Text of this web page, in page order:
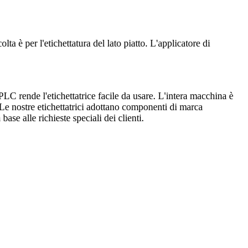
è per l'etichettatura del lato piatto. L'applicatore di
rende l'etichettatrice facile da usare. L'intera macchina è
nostre etichettatrici adottano componenti di marca
alle richieste speciali dei clienti.